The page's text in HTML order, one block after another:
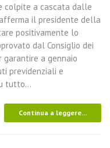
colpite a cascata dalle
il presidente della
positivamente lo
dal Consiglio dei
garantire a gennaio
previdenziali e
tutto…
Continua a leggere...